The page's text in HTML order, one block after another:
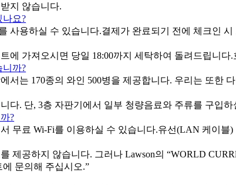
지 않습니다.
나요?
사용하실 수 있습니다.결제가 완료되기 전에 체크인
에 가져오시면 당일 18:00까지 세탁하여 돌려드립니
니까?
서는 170종의 와인 500병을 제공합니다. 우리는 또한
다. 단, 3층 자판기에서 일부 청량음료와 주류를 구입
?
무료 Wi-Fi를 이용하실 수 있습니다.유선(LAN 케이블
제공하지 않습니다. 그러나 Lawson의 “WORLD
문의해 주십시오.”